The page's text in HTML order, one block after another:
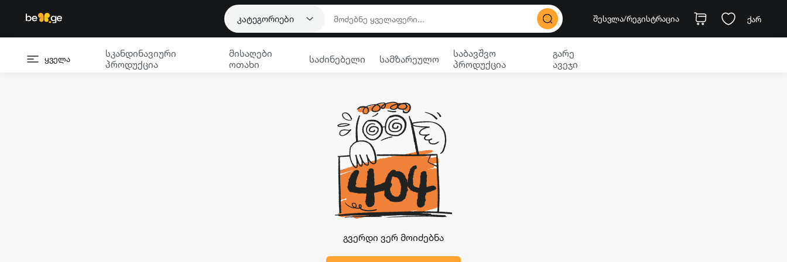
კატეგორიები შესვლა/რეგისტრაცია ქარ
ყველა
სკანდინავიური
პროდუქცია
მისაღები
ოთახი
საძინებელი სამზარეულო
საბავშვო
პროდუქცია
გარე
ავეჯი
გვერდი ვერ მოიძებნა